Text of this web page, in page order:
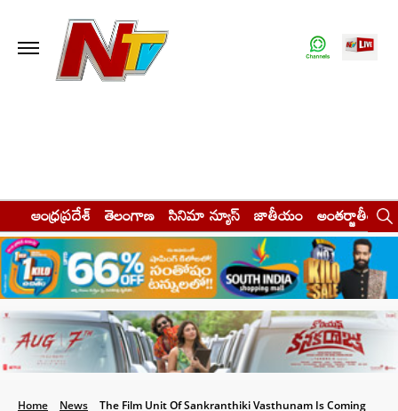
ఆంధ్రప్రదేశ్ తెలంగాణ సినిమా న్యూస్ జాతీయం అంతర్జాతీయం
Home News
The Film Unit Of Sankranthiki Vasthunam Is Coming